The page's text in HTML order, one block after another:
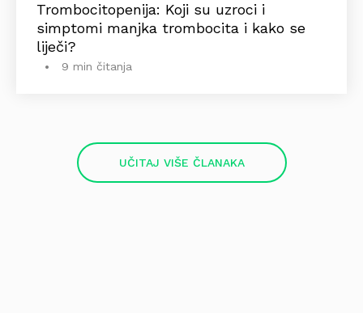
Trombocitopenija: Koji su uzroci i
simptomi manjka trombocita i kako se
liječi?
9 min čitanja
UČITAJ VIŠE ČLANAKA